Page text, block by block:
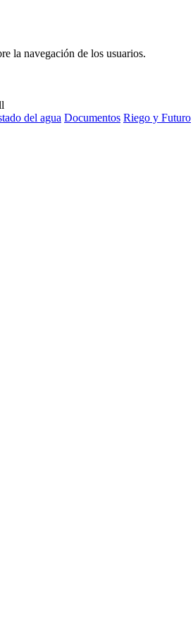
la navegación de los usuarios.
del agua Documentos Riego y Futuro